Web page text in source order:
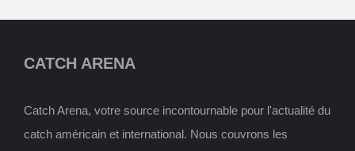
CATCH ARENA
Catch Arena, votre source incontournable pour l'actualité du
catch américain et international. Nous couvrons les